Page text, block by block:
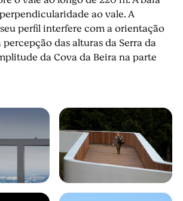
ao vale. A
perfil interfere com a orientação
das alturas da Serra da
da Cova da Beira na parte